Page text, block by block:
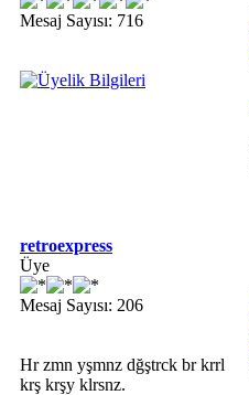
Mesaj Sayısı: 716
retroexpress
Üye
Mesaj Sayısı: 206
Hr zmn yşmnz dğştrck br krrl
krş krşy klrsnz.